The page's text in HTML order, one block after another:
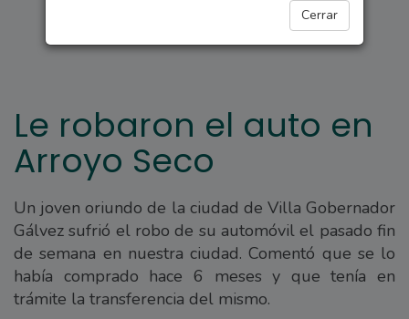
Cerrar
Le robaron el auto en
Arroyo Seco
Un joven oriundo de la ciudad de Villa Gobernador
Gálvez sufrió el robo de su automóvil el pasado fin
de semana en nuestra ciudad. Comentó que se lo
había comprado hace 6 meses y que tenía en
trámite la transferencia del mismo.